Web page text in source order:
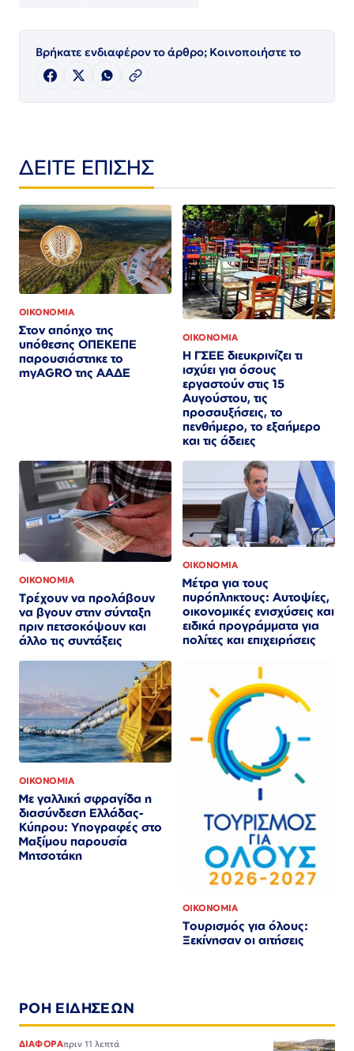
Βρήκατε ενδιαφέρον το άρθρο; Κοινοποιήστε το
ΔΕΙΤΕ ΕΠΙΣΗΣ
ΟΙΚΟΝΟΜΙΑ
Στον απόηχο της
υπόθεσης ΟΠΕΚΕΠΕ
παρουσιάστηκε το
myAGRO της ΑΑΔΕ
ΟΙΚΟΝΟΜΙΑ
Η ΓΣΕΕ διευκρινίζει τι
ισχύει για όσους
εργαστούν στις 15
Αυγούστου, τις
προσαυξήσεις, το
πενθήμερο, το εξαήμερο
και τις άδειες
ΟΙΚΟΝΟΜΙΑ
Τρέχουν να προλάβουν
να βγουν στην σύνταξη
πριν πετσοκόψουν και
άλλο τις συντάξεις
ΟΙΚΟΝΟΜΙΑ
Μέτρα για τους
πυρόπληκτους: Αυτοψίες,
οικονομικές ενισχύσεις και
ειδικά προγράμματα για
πολίτες και επιχειρήσεις
ΟΙΚΟΝΟΜΙΑ
Με γαλλική σφραγίδα η
διασύνδεση Ελλάδας-
Κύπρου: Υπογραφές στο
Μαξίμου παρουσία
Μητσοτάκη
ΟΙΚΟΝΟΜΙΑ
Τουρισμός για όλους:
Ξεκίνησαν οι αιτήσεις
ΡΟΗ ΕΙΔΗΣΕΩΝ
ΔΙΑΦΟΡΑπριν 11 λεπτά